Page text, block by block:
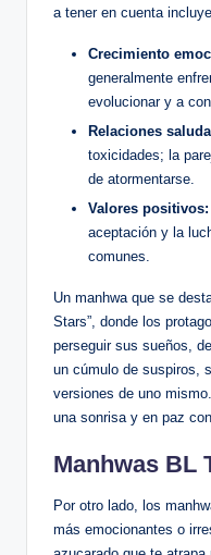
a tener ​en cuenta
Crecimiento
‌generalmente
evolucionar y⁣ a
Relaciones
toxicidades; ​la
⁤de ⁤atormentarse.
Valores positivos:
aceptación y la
⁢comunes.
Un manhwa que​ se
⁢Stars”, donde los
perseguir‌ sus sueños,
un cúmulo de suspiros,
versiones‍ de ⁣uno
una sonrisa y en paz⁣
Manhwas BL
Por otro lado, los
más ​emocionantes o